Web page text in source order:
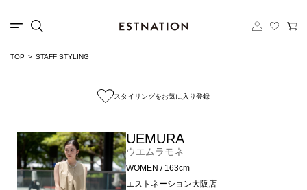
TOP STAFF STYLING
スタイリングをお気に入り登録
UEMURA
ウエムラモネ
WOMEN / 163cm
エストネーション大阪店